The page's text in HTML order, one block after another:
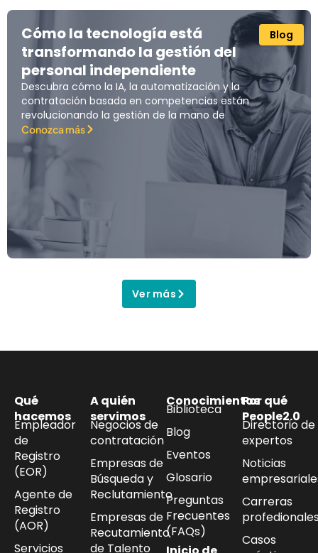
Blog
Cómo la tecnología está
transformando la gestión del
personal independiente
Descubra cómo la IA, la automatización y la
contratación basada en competencias están
revolucionando la gestión de la mano de
Conozca más
Ver más
Qué
hacemos
Empleador
de
Registro
(EOR)
Agente de
Registro
(AOR)
Servicios
A quién
servimos
Negocios de
contratación
Empresas de
Búsqueda y
Reclutamiento
Empresas de
Recutamiento
de Talento
Conocimientos
Biblioteca
Blog
Eventos
Glosario
Preguntas
Frecuentes
(FAQs)
Por qué
People2.0
Directorio de
expertos
Noticias
Carreras
Casos